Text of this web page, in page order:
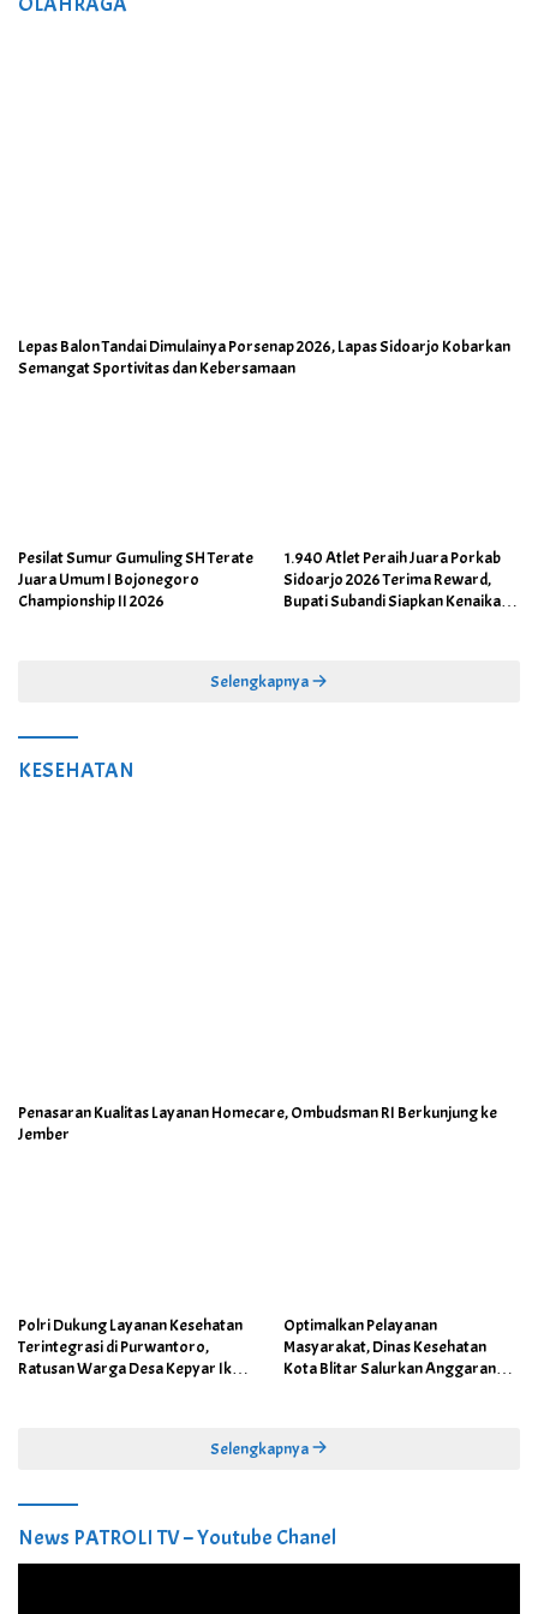
Lepas Balon Tandai Dimulainya Porsenap 2026, Lapas Sidoarjo Kobarkan
Semangat Sportivitas dan Kebersamaan
Pesilat Sumur Gumuling SH Terate
Juara Umum I Bojonegoro
Championship II 2026
1.940 Atlet Peraih Juara Porkab
Sidoarjo 2026 Terima Reward,
Bupati Subandi Siapkan Kenaikan
Selengkapnya
KESEHATAN
Penasaran Kualitas Layanan Homecare, Ombudsman RI Berkunjung ke
Jember
Polri Dukung Layanan Kesehatan
Terintegrasi di Purwantoro,
Ratusan Warga Desa Kepyar Ikuti
Optimalkan Pelayanan
Masyarakat, Dinas Kesehatan
Kota Blitar Salurkan Anggaran
Selengkapnya
News PATROLI TV – Youtube Chanel